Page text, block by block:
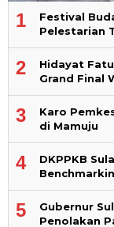
1
Festival
Pelestarian
2
Hidayat
Grand Final
3
Karo
di Mamuju
4
DKPPKB
5
Gubernur
Penolakan